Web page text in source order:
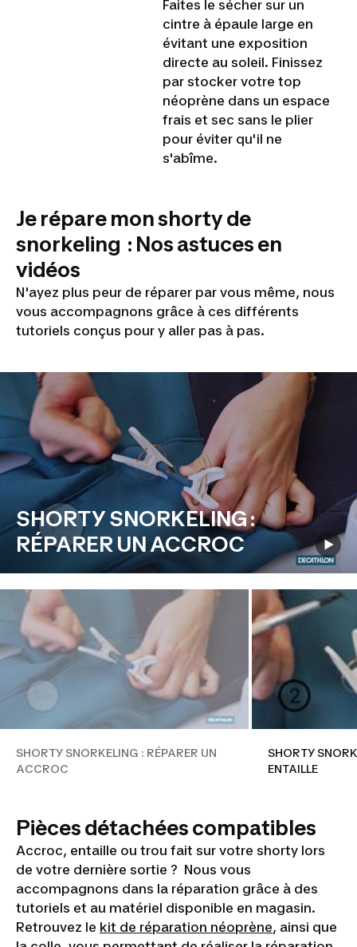
Faites le sécher sur un
cintre à épaule large en
évitant une exposition
directe au soleil. Finissez
par stocker votre top
néoprène dans un espace
frais et sec sans le plier
pour éviter qu'il ne
s'abîme.
Je répare mon shorty de
snorkeling : Nos astuces en
vidéos
N'ayez plus peur de réparer par vous même, nous
vous accompagnons grâce à ces différents
tutoriels conçus pour y aller pas à pas.
SHORTY SNORKELING :
RÉPARER UN ACCROC
SHORTY SNORKELING : RÉPARER UN
ACCROC
SHORTY
ENTAILLE
Pièces détachées compatibles
Accroc, entaille ou trou fait sur votre shorty lors
de votre dernière sortie ? Nous vous
accompagnons dans la réparation grâce à des
tutoriels et au matériel disponible en magasin.
Retrouvez le kit de réparation néoprène, ainsi que